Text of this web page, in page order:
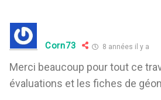
Corn73 8 années il y a
Merci beaucoup pour tout ce
évaluations et les fiches de